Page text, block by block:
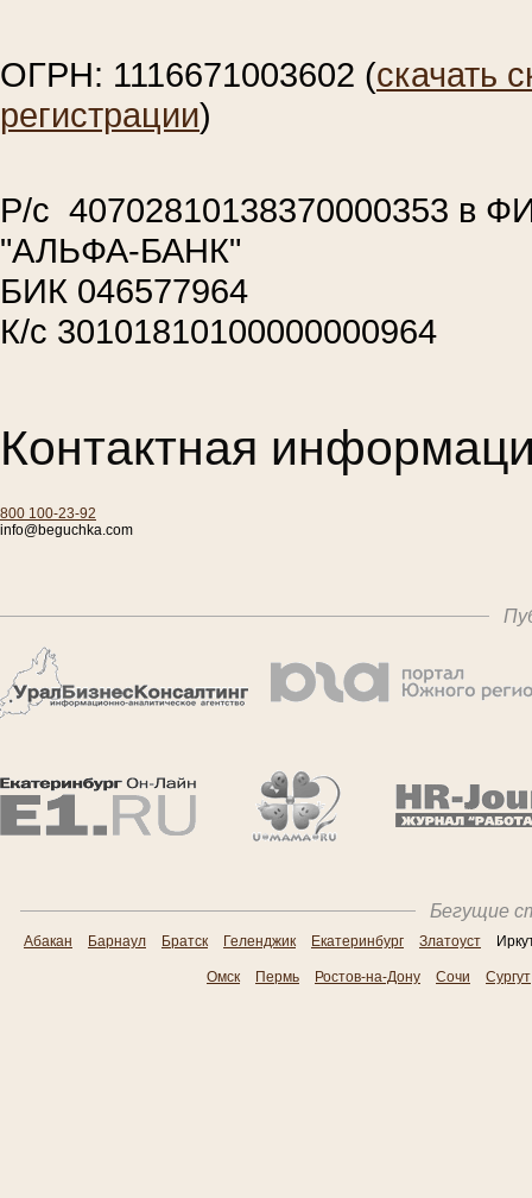
ОГРН: 1116671003602 (скачать
регистрации)
Р/с 40702810138370000353
"АЛЬФА-БАНК"
БИК 046577964
К/с 30101810100000000964
Контактная
800 100-23-92
info@beguchka.com
Бегущие
Абакан Барнаул Братск Геленджик Екатеринбург Златоуст
Омск Пермь Ростов-на-Дону Сочи Сургут